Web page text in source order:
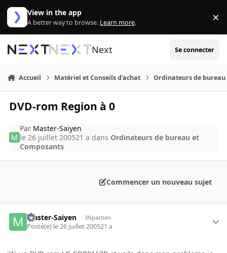
Aller au contenu
View in the app
A better way to browse. Learn more. ×
Next Se connecter
Accueil Matériel et Conseils d'achat Ordinateurs de bureau
DVD-rom Region à 0
Par Master-Saiyen
le 26 juillet 200521 a dans Ordinateurs de bureau et
Composants
Commencer un nouveau sujet
Master-Saiyen INpactien
Posté(e) le 26 juillet 200521 a